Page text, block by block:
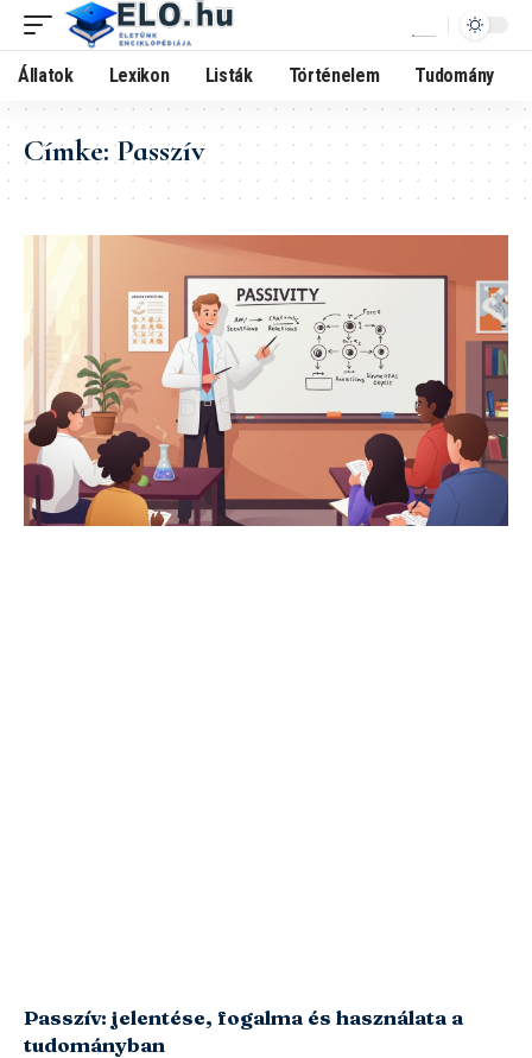
Állatok Lexikon Listák Történelem Tudomány
Címke:Passzív
Passzív: jelentése, fogalma és használata a
tudományban